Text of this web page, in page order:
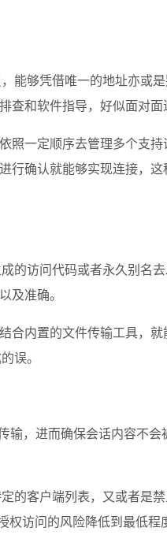
能够凭借唯一的地址亦或
和软件指导，好似面对面
一定顺序去管理多个支
确认就能够实现连接，
的访问代码或者永久别名
及准确。
合内置的文件传输工具，
误。
，进而确保会话内容不
的客户端列表，又或者是
访问的风险降低到最低程